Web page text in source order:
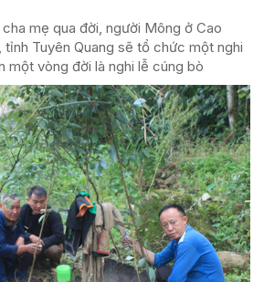
cha mẹ qua đời, người Mông ở Cao
Tuyên Quang sẽ tổ chức một nghi
một vòng đời là nghi lễ cúng bò